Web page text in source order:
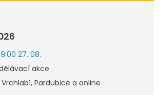
27. 08.
akce
Pardubice a online